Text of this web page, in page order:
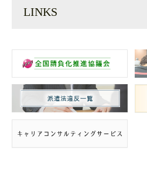
LINKS